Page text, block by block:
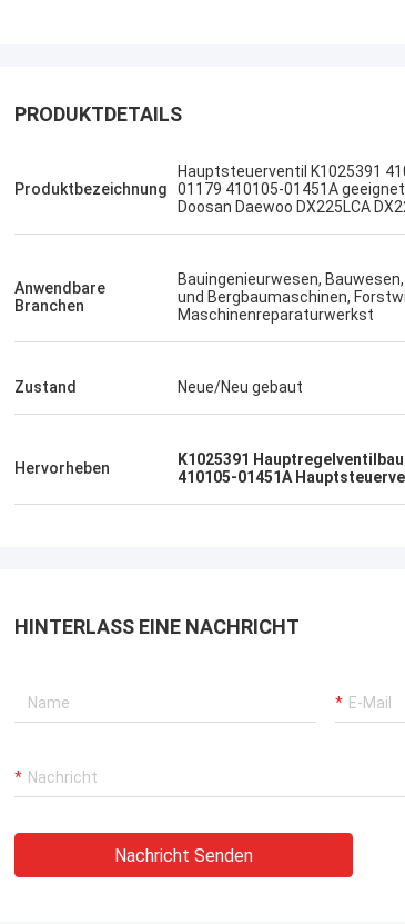
Management-Service, schnell und schnell.
ein
PRODUKTDETAILS
Produktbezeichnung
Hauptsteuerventil K1025391
01179 410105-01451A
Doosan Daewoo DX225LCA
Anwendbare
Branchen
Bauingenieurwesen,
und Bergbaumaschinen,
Maschinenreparaturwerkst
Zustand Neue/Neu gebaut
Hervorheben K1025391
410105-01451A
HINTERLASS EINE NACHRICHT
Nachricht Senden